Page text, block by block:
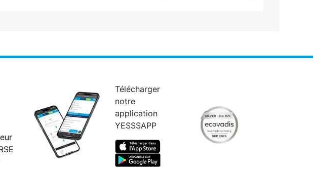
Télécharger
notre
application
YESSSAPP